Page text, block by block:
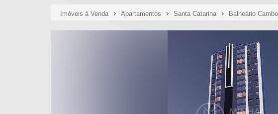
Imóveis à Venda Apartamentos Santa Catarina Balneário